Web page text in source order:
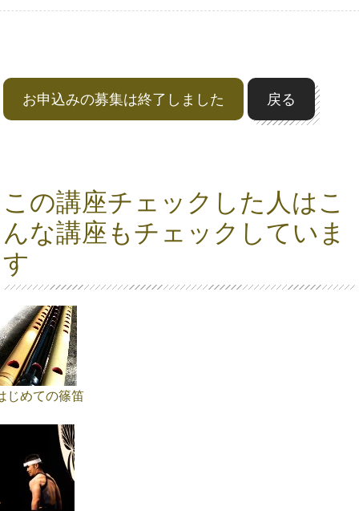
お申込みの募集は終了しました 戻る
この講座チェックした人はこ
んな講座もチェックしていま
す
じめての篠笛